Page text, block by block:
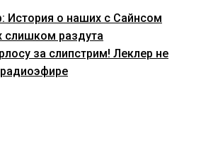
История о наших с Сайнсом
слишком раздута
за слипстрим! Леклер не